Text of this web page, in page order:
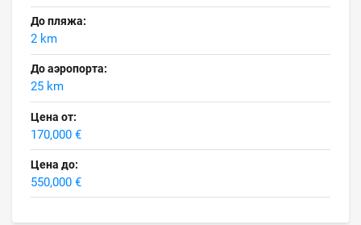
До пляжа:
2 km
До аэропорта:
25 km
Цена от:
170,000 €
Цена до:
550,000 €